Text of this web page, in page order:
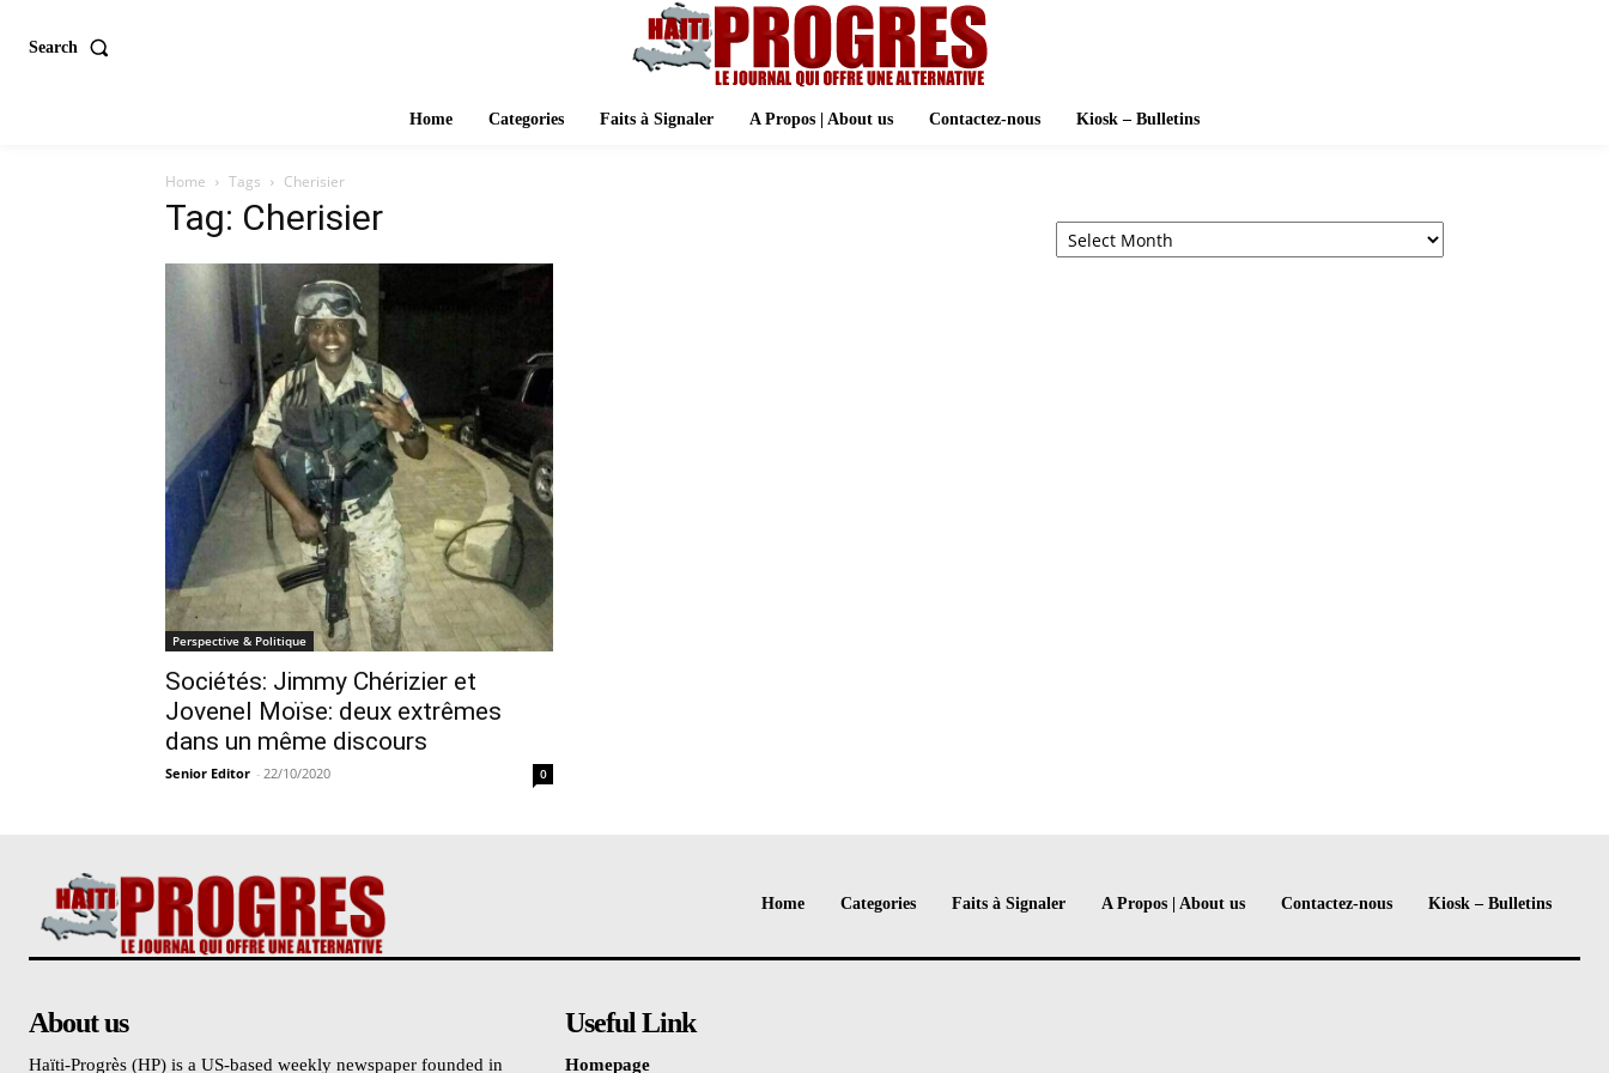
Search
Home Categories Faits à Signaler A Propos | About us Contactez-nous Kiosk – Bulletins
Home Tags Cherisier
Tag: Cherisier
Perspective & Politique
Sociétés: Jimmy Chérizier et
Jovenel Moïse: deux extrêmes
dans un même discours
Senior Editor - 22/10/2020 0
Archives
Home Categories Faits à Signaler A Propos | About us Contactez-nous Kiosk – Bulletins
About us
Haïti-Progrès (HP) is a US-based weekly newspaper founded in
Useful Link
Homepage